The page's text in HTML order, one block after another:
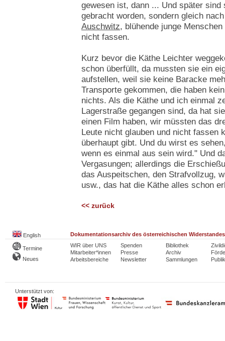
gewesen ist, dann ... Und später
gebracht worden, sondern gleich
Auschwitz, blühende junge
nicht fassen.
Kurz bevor die Käthe Leichter
schon überfüllt, da mussten sie ein
aufstellen, weil sie keine Baracke
Transporte gekommen, die haben
nichts. Als die Käthe und ich einmal
Lagerstraße gegangen sind, da hat
einen Film haben, wir müssten das
Leute nicht glauben und nicht fassen
überhaupt gibt. Und du wirst es
wenn es einmal aus sein wird." Und
Vergasungen; allerdings die
das Auspeitschen, den Strafvollzug,
usw., das hat die Käthe alles schon
<< zurück
English Dokumentationsarchiv des österreichischen Widerstandes
Termine
Neues
WIR über UNS
Mitarbeiter*innen
Arbeitsbereiche
Spenden
Presse
Newsletter
Bibliothek
Archiv
Sammlungen
Unterstützt von: